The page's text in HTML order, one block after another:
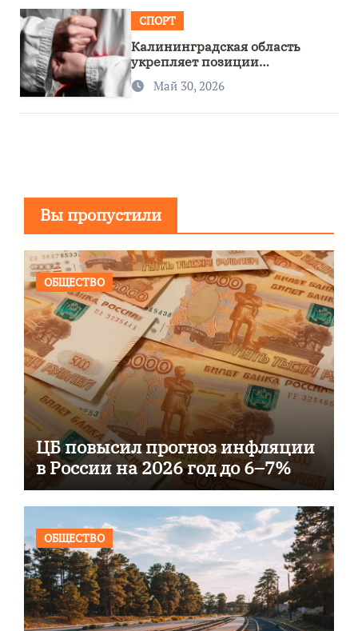
СПОРТ
Калининградская область
укрепляет позиции
спортивного региона
Май 30, 2026
Вы пропустили
ОБЩЕСТВО
ЦБ повысил прогноз инфляции
в России на 2026 год до 6–7%
ОБЩЕСТВО